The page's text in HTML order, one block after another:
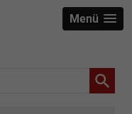
Menü